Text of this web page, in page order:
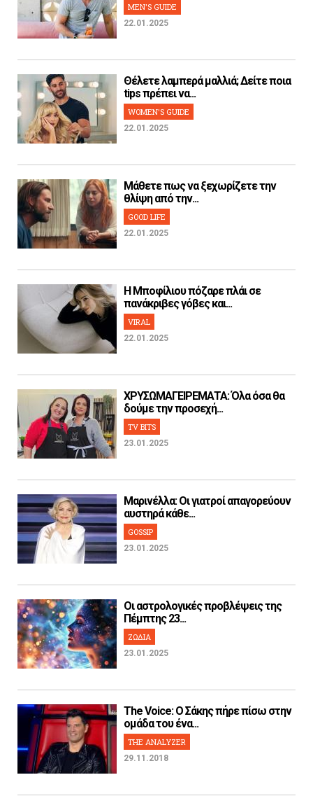
MEN'S GUIDE
22.01.2025
Θέλετε λαμπερά μαλλιά; Δείτε ποια
tips πρέπει να...
WOMEN'S GUIDE
22.01.2025
Μάθετε πως να ξεχωρίζετε την
θλίψη από την...
GOOD LIFE
22.01.2025
H Μποφίλιου πόζαρε πλάι σε
πανάκριβες γόβες και...
VIRAL
22.01.2025
ΧΡΥΣΩΜΑΓΕΙΡΕΜΑΤΑ: Όλα όσα θα
δούμε την προσεχή...
TV BITS
23.01.2025
Μαρινέλλα: Οι γιατροί απαγορεύουν
αυστηρά κάθε...
GOSSIP
23.01.2025
Οι αστρολογικές προβλέψεις της
Πέμπτης 23...
ΖΩΔΙΑ
23.01.2025
The Voice: Ο Σάκης πήρε πίσω στην
ομάδα του ένα...
THE ANALYZER
29.11.2018